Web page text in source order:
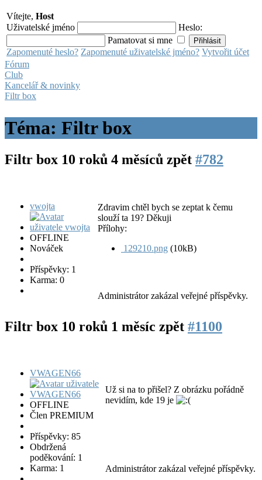
Vítejte, Host
Uživatelské jméno
Heslo:
Pamatovat si mne
Zapomenuté heslo? Zapomenuté uživatelské jméno? Vytvořit účet
Fórum
Club
Kancelář & novinky
Filtr box
Téma: Filtr box
Filtr box 10 roků 4 měsíců zpět #782
vwojta
OFFLINE
Nováček
Příspěvky: 1
Karma: 0
Zdravim chtěl bych se zeptat k čemu
slouží ta 19? Děkuji
Přílohy:
129210.png (10kB)
Administrátor zakázal veřejné příspěvky.
Filtr box 10 roků 1 měsíc zpět #1100
VWAGEN66
OFFLINE
Člen PREMIUM
Příspěvky: 85
Obdržená
poděkování: 1
Karma: 1
Už si na to přišel? Z obrázku pořádně
nevidím, kde 19 je
Administrátor zakázal veřejné příspěvky.